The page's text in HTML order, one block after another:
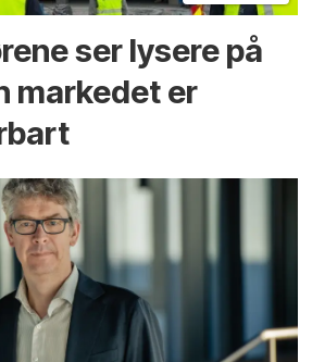
ser lysere på
markedet er